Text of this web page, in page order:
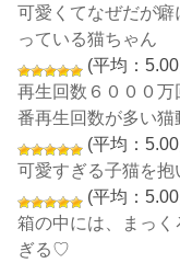
可愛くてなぜだが
っている猫ちゃん
(平均：
再生回数６０００万
番再生回数が多い猫
(平均：
可愛すぎる子猫を抱
(平均：
箱の中には、まっ
ぎる♡